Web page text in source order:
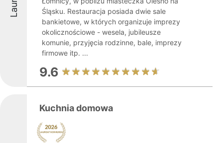
Śląsku. Restauracja posiada dwie sale
bankietowe, w których organizuje imprezy
okolicznościowe - wesela, jubileusze
komunie, przyjęcia rodzinne, bale, imprezy
firmowe itp. ...
9.6
Kuchnia domowa